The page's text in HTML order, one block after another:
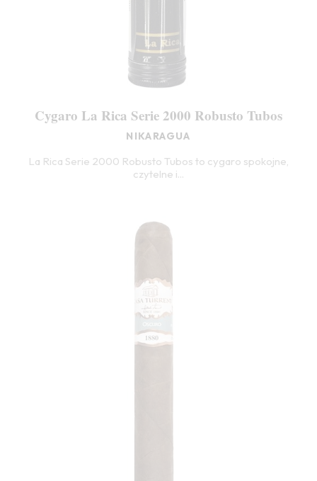
Cygaro La Rica Serie 2000 Robusto Tubos
NIKARAGUA
La Rica Serie 2000 Robusto Tubos to cygaro spokojne,
czytelne i...